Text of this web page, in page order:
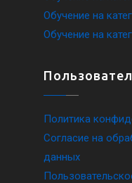
Обучение на
Обучение на
Политика
Согласие на
данных